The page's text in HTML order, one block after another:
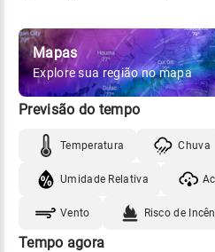
Mapas
Explore sua região no mapa
Previsão do tempo
Temperatura Chuva
Umidade Relativa
Vento Risco de
Tempo agora